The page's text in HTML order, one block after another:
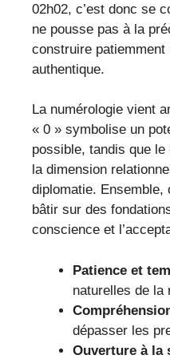
02h02, c’est donc se
ne pousse pas à la
construire patiemment
authentique.
La numérologie vient
« 0 » symbolise un
possible, tandis que
la dimension
diplomatie.
bâtir sur des
conscience et
Patience et
naturelles de la
dépasser les
Ouverture à la